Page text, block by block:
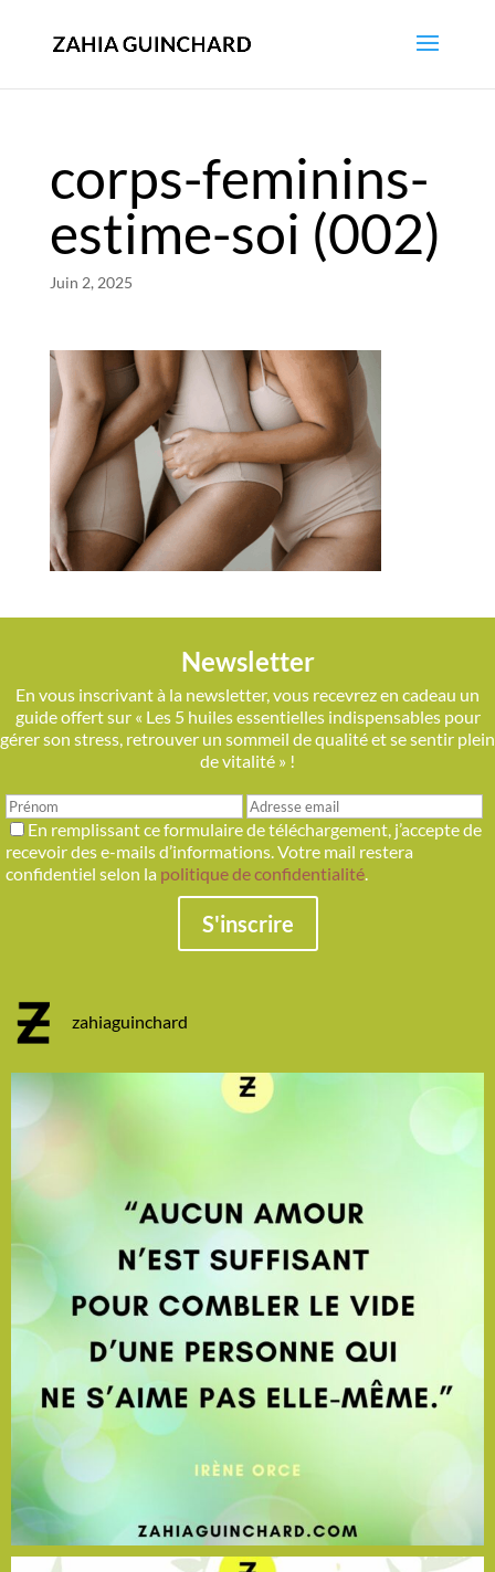
corps-feminins-
estime-soi (002)
Juin 2, 2025
Newsletter
En vous inscrivant à la newsletter, vous recevrez en cadeau un
guide offert sur « Les 5 huiles essentielles indispensables pour
gérer son stress, retrouver un sommeil de qualité et se sentir plein
de vitalité » !
En remplissant ce formulaire de téléchargement, j’accepte de
recevoir des e-mails d’informations. Votre mail restera
confidentiel selon la politique de confidentialité.
S'inscrire
zahiaguinchard